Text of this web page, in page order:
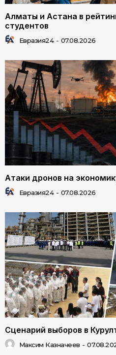
Алматы и Астана в
студентов
Евразия24 - 07.08.2026
Атаки дронов на
Евразия24 - 07.08.2026
Сценарий выборов в
Максим Казначеев -